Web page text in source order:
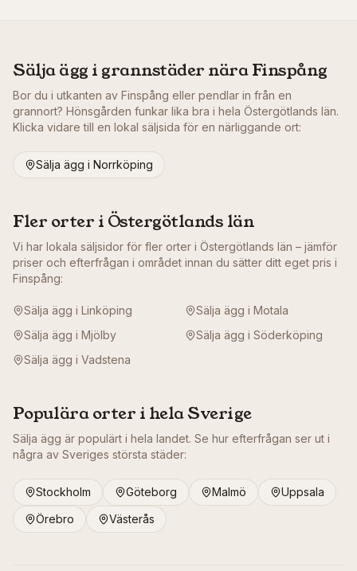
Sälja ägg i grannstäder näraFinspång
Bor du i utkanten av Finspång eller pendlar in från en
grannort? Hönsgården funkar lika bra i hela Östergötlands län.
Klicka vidare till en lokal säljsida för en närliggande ort:
Sälja ägg i Norrköping
Fler orter i Östergötlands län
Vi har lokala säljsidor för fler orter i Östergötlands län – jämför
priser och efterfrågan i området innan du sätter ditt eget pris i
Finspång:
Sälja ägg i Linköping Sälja ägg i Motala
Sälja ägg i Mjölby Sälja ägg i Söderköping
Sälja ägg i Vadstena
Populära orter i hela Sverige
Sälja ägg är populärt i hela landet. Se hur efterfrågan ser ut i
några av Sveriges största städer:
Stockholm Göteborg Malmö
Uppsala
Örebro
Västerås